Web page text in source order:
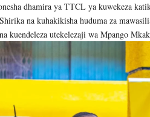
dhamira ya TTCL ya kuwekeza
na kuhakikisha huduma za
kuendeleza utekelezaji wa Mpango